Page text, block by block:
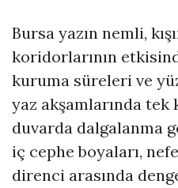
Bursa yazın nemli,
koridorlarının
kuruma süreleri ve
yaz akşamlarında tek
duvarda dalgalanma
iç cephe boyaları,
direnci arasında